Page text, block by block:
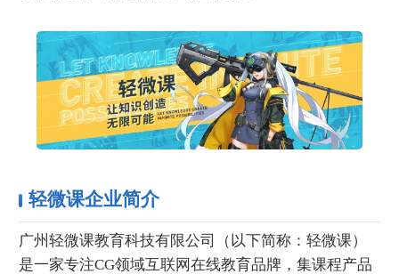
轻微课企业简介
广州轻微课教育科技有限公司（以下简称：轻微课）
是一家专注CG领域互联网在线教育品牌，集课程产品